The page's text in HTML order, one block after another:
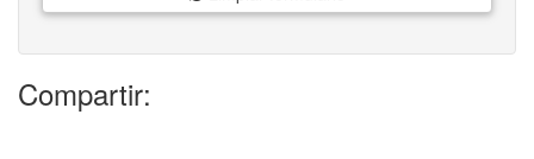
Compartir: